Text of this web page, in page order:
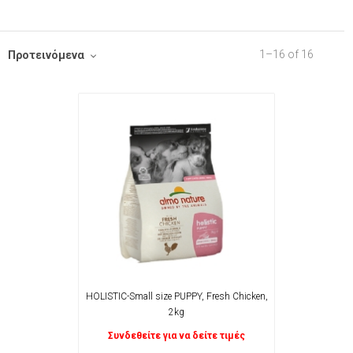
1 –16 of 16
Προτεινόμενα
HOLISTIC-Small size PUPPY, Fresh Chicken,
2kg
Συνδεθείτε για να δείτε τιμές